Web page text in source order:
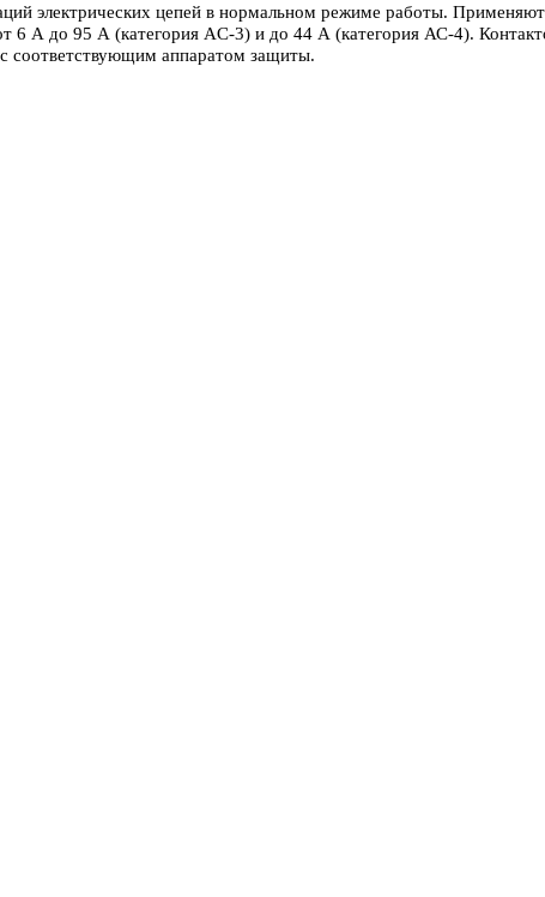
электрических цепей в нормальном режиме работы.
А до 95 А (категория AC-3) и до 44 А (категория АС-4).
соответствующим аппаратом защиты.